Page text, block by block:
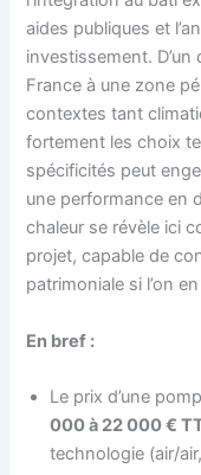
aides publiques et
investissement.
France à une zone
contextes tant
fortement les choix
spécificités peut
une performance en
chaleur se révèle ici
projet, capable de
patrimoniale si l’on
En bref :
Le prix d’une
000 à 22 000 €
technologie (air/